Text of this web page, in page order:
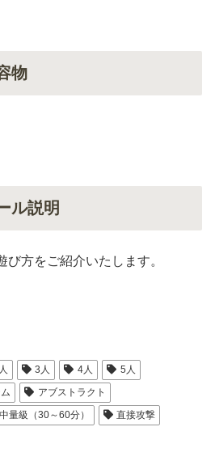
物
ル説明
方をご紹介いたします。
3人 4人
5人
アブストラクト
中量級（30～60分）
直接攻撃